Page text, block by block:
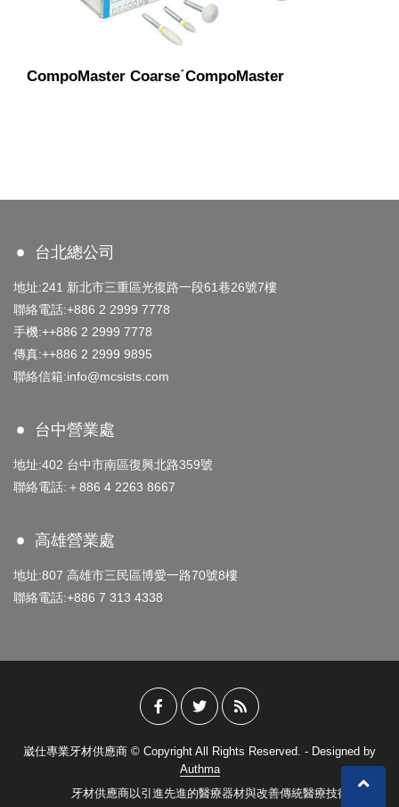
CompoMaster Coarse˙CompoMaster
台北總公司
地址:241 新北市三重區光復路一段61巷26號7樓
聯絡電話:+886 2 2999 7778
手機:++886 2 2999 7778
傳真:++886 2 2999 9895
聯絡信箱:info@mcsists.com
台中營業處
地址:402 台中市南區復興北路359號
聯絡電話:＋886 4 2263 8667
高雄營業處
地址:807 高雄市三民區博愛一路70號8樓
聯絡電話:+886 7 313 4338
崴仕專業牙材供應商 © Copyright All Rights Reserved. - Designed by
Authma
牙材供應商以引進先進的醫療器材與改善傳統醫療技術為宗旨，